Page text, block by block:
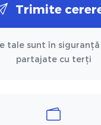
Trimite
tale sunt în siguranță
partajate cu terți